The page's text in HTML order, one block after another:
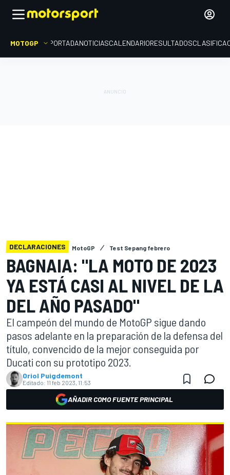
MOTOGP PORTADANOTICIASCALENDARIORESULTADOS
DECLARACIONES MotoGP Test Sepang febrero
BAGNAIA: "LA MOTO DE 2023
YA ESTÁ CASI AL NIVEL DE LA
DEL AÑO PASADO"
El campeón del mundo de MotoGP sigue dando
pasos adelante en la preparación de la defensa del
título, convencido de la mejor conseguida por
Ducati con su prototipo 2023.
Oriol Puigdemont
Editado: 11 feb 2023, 11:53
AÑADIR COMO FUENTE PRINCIPAL